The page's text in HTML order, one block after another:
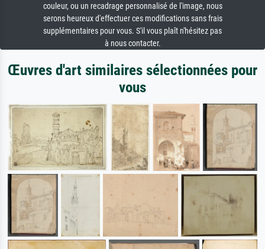
couleur, ou un recadrage personnalisé de l'image, nous
serons heureux d'effectuer ces modifications sans frais
supplémentaires pour vous. S'il vous plaît n'hésitez pas
à nous contacter.
Œuvres d'art similaires sélectionnées pour
vous